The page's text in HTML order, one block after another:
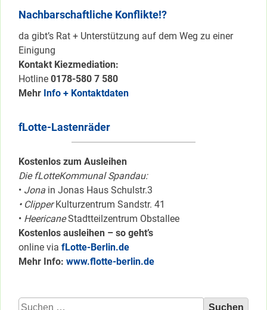
Nachbarschaftliche Konflikte!?
da gibt’s Rat + Unterstützung auf dem Weg zu einer
Einigung
Kontakt Kiezmediation:
Hotline 0178-580 7 580
Mehr Info + Kontaktdaten
fLotte-Lastenräder
Kostenlos zum Ausleihen
Die fLotteKommunal Spandau:
• Jona in Jonas Haus Schulstr.3
• ClipperKulturzentrum Sandstr. 41
• HeericaneStadtteilzentrum Obstallee
Kostenlos ausleihen – so geht’s
online via fLotte-Berlin.de
Mehr Info: www.flotte-berlin.de
Suchen